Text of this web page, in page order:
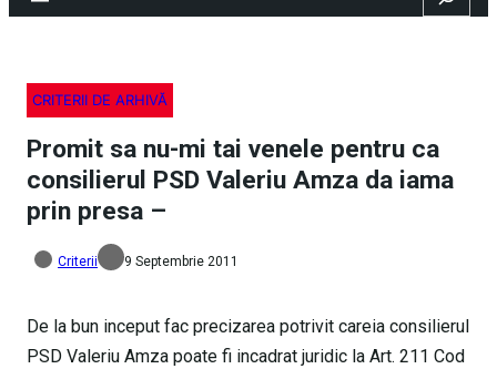
CRITERII DE ARHIVĂ
Promit sa nu-mi tai venele pentru ca
consilierul PSD Valeriu Amza da iama
prin presa –
Criterii 9 Septembrie 2011
De la bun inceput fac precizarea potrivit careia consilierul
PSD Valeriu Amza poate fi incadrat juridic la Art. 211 Cod